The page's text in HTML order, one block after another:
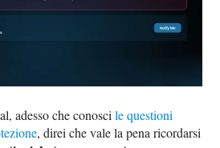
adesso che conoscile questioni
, direi che vale la pena ricordarsi